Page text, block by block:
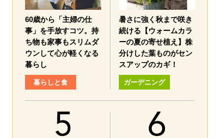
60歳から「主婦の仕
事」を手放すコツ。持
ち物も家事もスリムダ
ウンして心が軽くなる
暮らし
暮らしと食
暑さに強く秋まで咲き
続ける【ウォームカラ
ーの夏の寄せ植え】株
分けした葉ものがセン
スアップのカギ！
ガーデニング